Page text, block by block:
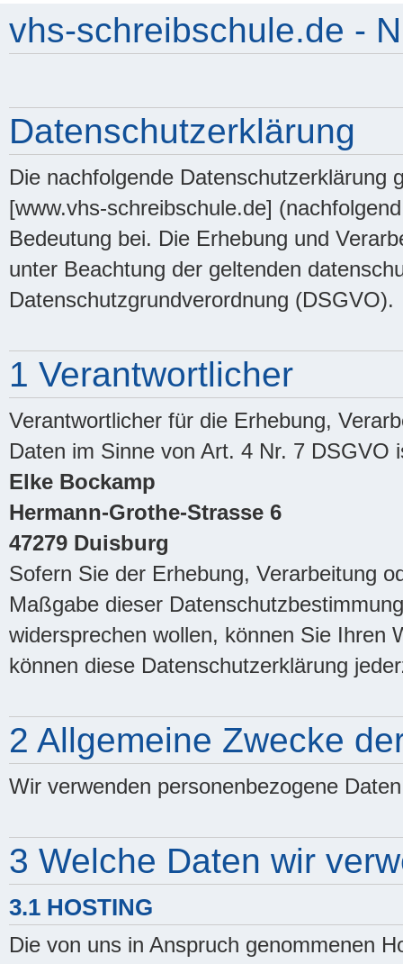
vhs-schreibschule.de -
Datenschutzerklärung
Die nachfolgende Datenschutzerklärung
[www.vhs-schreibschule.de]
Bedeutung bei. Die Erhebung und
unter Beachtung der geltenden
Datenschutzgrundverordnung (DSGVO).
1 Verantwortlicher
Verantwortlicher für die Erhebung,
Daten im Sinne von Art. 4 Nr. 7 DSGVO
Elke Bockamp
Hermann-Grothe-Strasse 6
47279 Duisburg
Sofern Sie der Erhebung, Verarbeitung
Maßgabe dieser
widersprechen wollen, können Sie Ihren
können diese Datenschutzerklärung
2 Allgemeine Zwecke
Wir verwenden personenbezogene
3 Welche Daten wir
3.1 HOSTING
Die von uns in Anspruch genommenen